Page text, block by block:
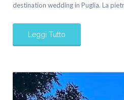
destination wedding in Puglia. La
Leggi Tutto